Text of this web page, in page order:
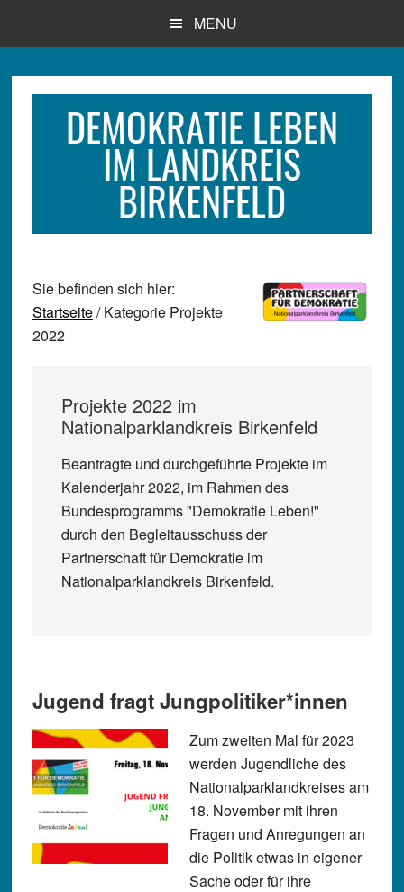
MENU
DEMOKRATIE LEBEN
IM LANDKREIS
BIRKENFELD
Sie befinden sich hier:
Startseite/ Kategorie Projekte
2022
Projekte 2022 im
Nationalparklandkreis Birkenfeld
Beantragte und durchgeführte Projekte im
Kalenderjahr 2022, im Rahmen des
Bundesprogramms "Demokratie Leben!"
durch den Begleitausschuss der
Partnerschaft für Demokratie im
Nationalparklandkreis Birkenfeld.
Jugend fragt Jungpolitiker*innen
Zum zweiten Mal für 2023
werden Jugendliche des
Nationalparklandkreises am
18. November mit ihren
Fragen und Anregungen an
die Politik etwas in eigener
Sache oder für ihre